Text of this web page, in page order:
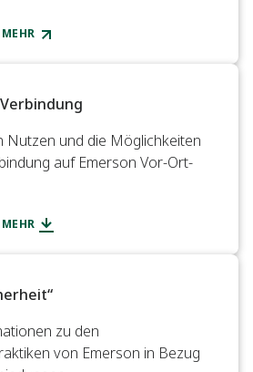
Nutzen und die Möglichkeiten
auf Emerson Vor-Ort-
zu den
von Emerson in Bezug